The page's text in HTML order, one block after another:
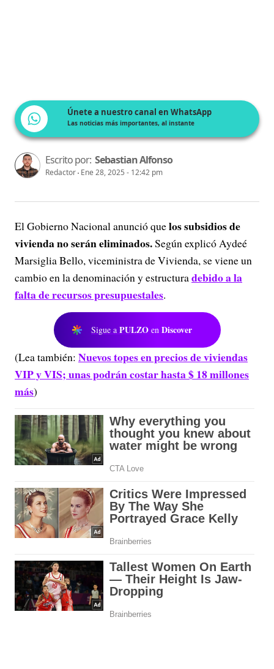
Únete a nuestro canal en WhatsApp
Las noticias más importantes, al instante
Escrito por: Sebastian Alfonso
Redactor Ene 28, 2025 - 12:42 pm
El Gobierno Nacional anunció quelos subsidios de
vivienda no serán eliminados.Según explicó Aydeé
Marsiglia Bello, viceministra de Vivienda, se viene un
cambio en la denominación y estructuradebido a la
falta de recursos presupuestales.
Sigue a PULZO en Discover
(Lea también: Nuevos topes en precios de viviendas
VIP y VIS; unas podrán costar hasta $ 18 millones
más)